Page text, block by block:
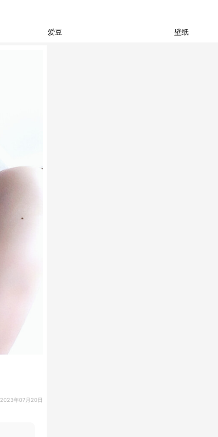
爱豆 壁纸
2023年07月20日